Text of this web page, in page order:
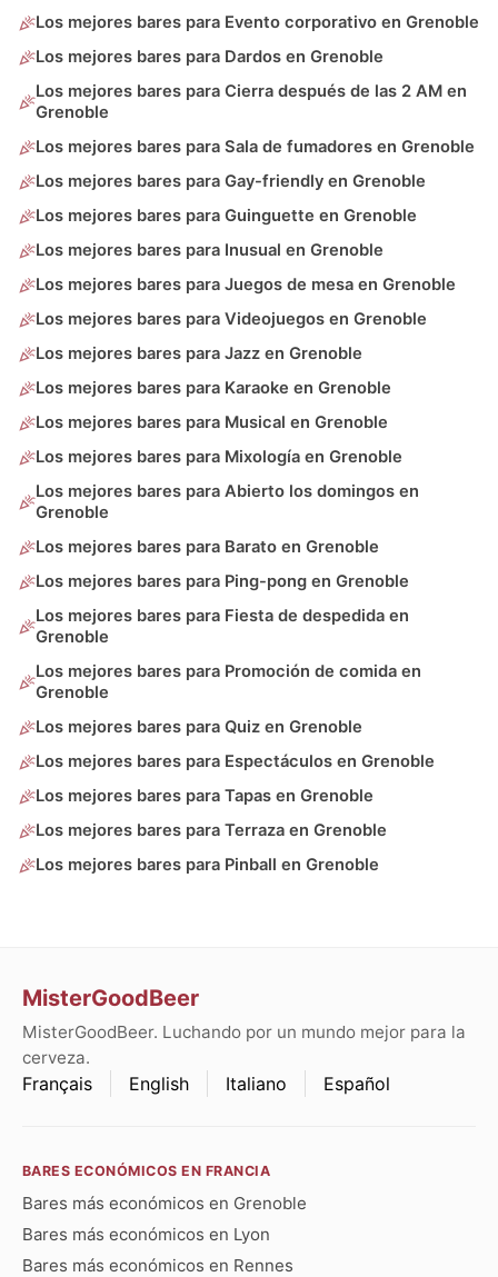
Los mejores bares para Evento corporativo en Grenoble
Los mejores bares para Dardos en Grenoble
Los mejores bares para Cierra después de las 2 AM en
Grenoble
Los mejores bares para Sala de fumadores en Grenoble
Los mejores bares para Gay-friendly en Grenoble
Los mejores bares para Guinguette en Grenoble
Los mejores bares para Inusual en Grenoble
Los mejores bares para Juegos de mesa en Grenoble
Los mejores bares para Videojuegos en Grenoble
Los mejores bares para Jazz en Grenoble
Los mejores bares para Karaoke en Grenoble
Los mejores bares para Musical en Grenoble
Los mejores bares para Mixología en Grenoble
Los mejores bares para Abierto los domingos en
Grenoble
Los mejores bares para Barato en Grenoble
Los mejores bares para Ping-pong en Grenoble
Los mejores bares para Fiesta de despedida en
Grenoble
Los mejores bares para Promoción de comida en
Grenoble
Los mejores bares para Quiz en Grenoble
Los mejores bares para Espectáculos en Grenoble
Los mejores bares para Tapas en Grenoble
Los mejores bares para Terraza en Grenoble
Los mejores bares para Pinball en Grenoble
MisterGoodBeer
MisterGoodBeer. Luchando por un mundo mejor para la
cerveza.
Français English Italiano Español
BARES ECONÓMICOS EN FRANCIA
Bares más económicos en Grenoble
Bares más económicos en Lyon
Bares más económicos en Rennes